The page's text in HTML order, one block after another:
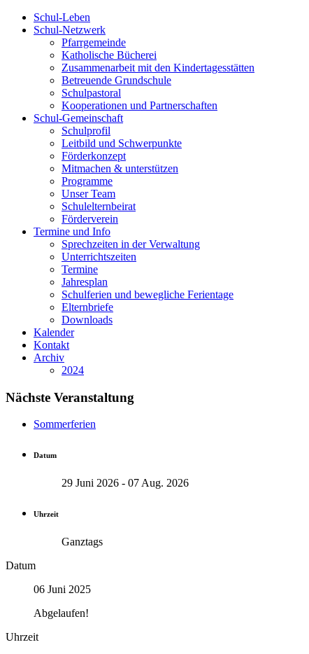
Schul-Leben
Schul-Netzwerk
Pfarrgemeinde
Katholische Bücherei
Zusammenarbeit mit den Kindertagesstätten
Betreuende Grundschule
Schulpastoral
Kooperationen und Partnerschaften
Schul-Gemeinschaft
Schulprofil
Leitbild und Schwerpunkte
Förderkonzept
Mitmachen & unterstützen
Programme
Unser Team
Schulelternbeirat
Förderverein
Termine und Info
Sprechzeiten in der Verwaltung
Unterrichtszeiten
Termine
Jahresplan
Schulferien und bewegliche Ferientage
Elternbriefe
Downloads
Kalender
Kontakt
Archiv
2024
Nächste Veranstaltung
Sommerferien
Datum
29 Juni 2026 - 07 Aug. 2026
Uhrzeit
Ganztags
Datum
06 Juni 2025
Abgelaufen!
Uhrzeit